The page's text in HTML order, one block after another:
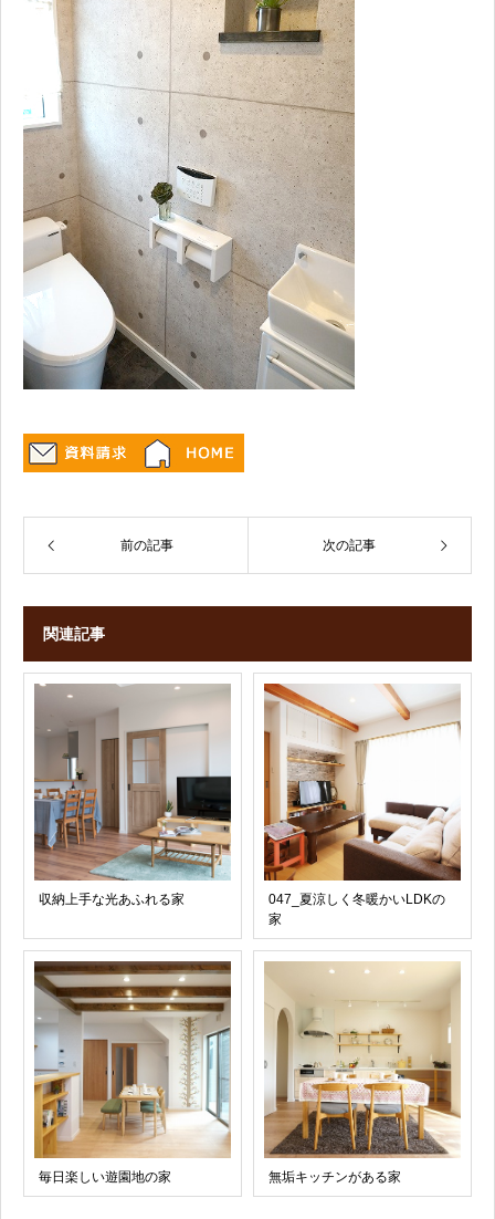
前の記事 次の記事
関連記事
収納上手な光あふれる家
047_夏涼しく冬暖かいLDKの
家
毎日楽しい遊園地の家 無垢キッチンがある家